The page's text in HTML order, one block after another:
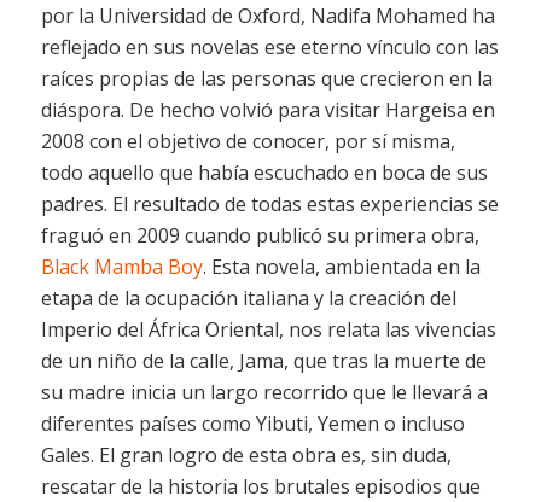
por la Universidad de Oxford, Nadifa Mohamed ha
reflejado en sus novelas ese eterno vínculo con las
raíces propias de las personas que crecieron en la
diáspora. De hecho volvió para visitar Hargeisa en
2008 con el objetivo de conocer, por sí misma,
todo aquello que había escuchado en boca de sus
padres. El resultado de todas estas experiencias se
fraguó en 2009 cuando publicó su primera obra,
Black Mamba Boy. Esta novela, ambientada en la
etapa de la ocupación italiana y la creación del
Imperio del África Oriental, nos relata las vivencias
de un niño de la calle, Jama, que tras la muerte de
su madre inicia un largo recorrido que le llevará a
diferentes países como Yibuti, Yemen o incluso
Gales. El gran logro de esta obra es, sin duda,
rescatar de la historia los brutales episodios que